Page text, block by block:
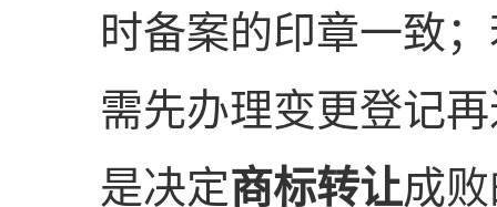
时备案的印章一致
需先办理变更登记
是决定商标转让成